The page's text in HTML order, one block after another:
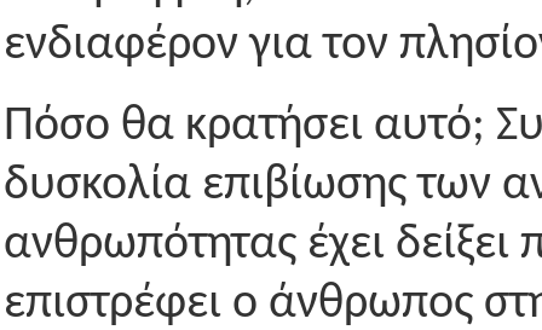
ενδιαφέρον για τον
Πόσο θα κρατήσει αυτό;
δυσκολία επιβίωσης των
ανθρωπότητας έχει
επιστρέφει ο άνθρωπος